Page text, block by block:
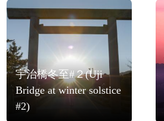
宇治橋冬至#２(Uji
Bridge at winter solstice
#2)